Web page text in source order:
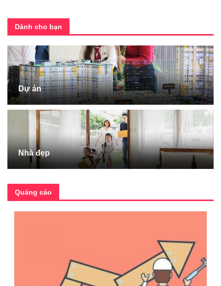
Dành cho bạn
Dự án
Nhà đẹp
Quảng cáo